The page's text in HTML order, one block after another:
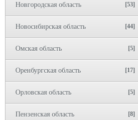
Новгородская область [53]
Новосибирская область [44]
Омская область [5]
Оренбургская область [17]
Орловская область [5]
Пензенская область [8]